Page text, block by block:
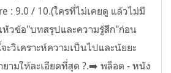
: 9.0 / 10.(ใครที่ไม่เคยดู แล้วไม่มี
หัวข้อ"บทสรุปและความรู้สึก"ก่อน
วิเคราะห์ความเป็นไปและนัยยะ
ามให้ละเอียดที่สุด ?.➡️ พล็อต - หนัง